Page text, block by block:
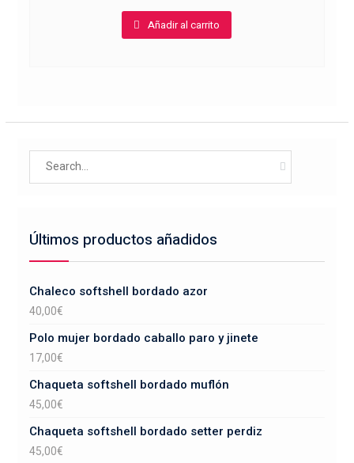
Añadir al carrito
Search
Últimos productos añadidos
Chaleco softshell bordado azor
40,00€
Polo mujer bordado caballo paro y jinete
17,00€
Chaqueta softshell bordado muflón
45,00€
Chaqueta softshell bordado setter perdiz
45,00€